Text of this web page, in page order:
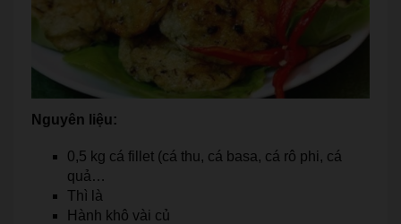
Nguyên liệu:
0,5 kg cá fillet (cá thu, cá basa, cá rô phi, cá
quả…
Thì là
Hành khô vài củ